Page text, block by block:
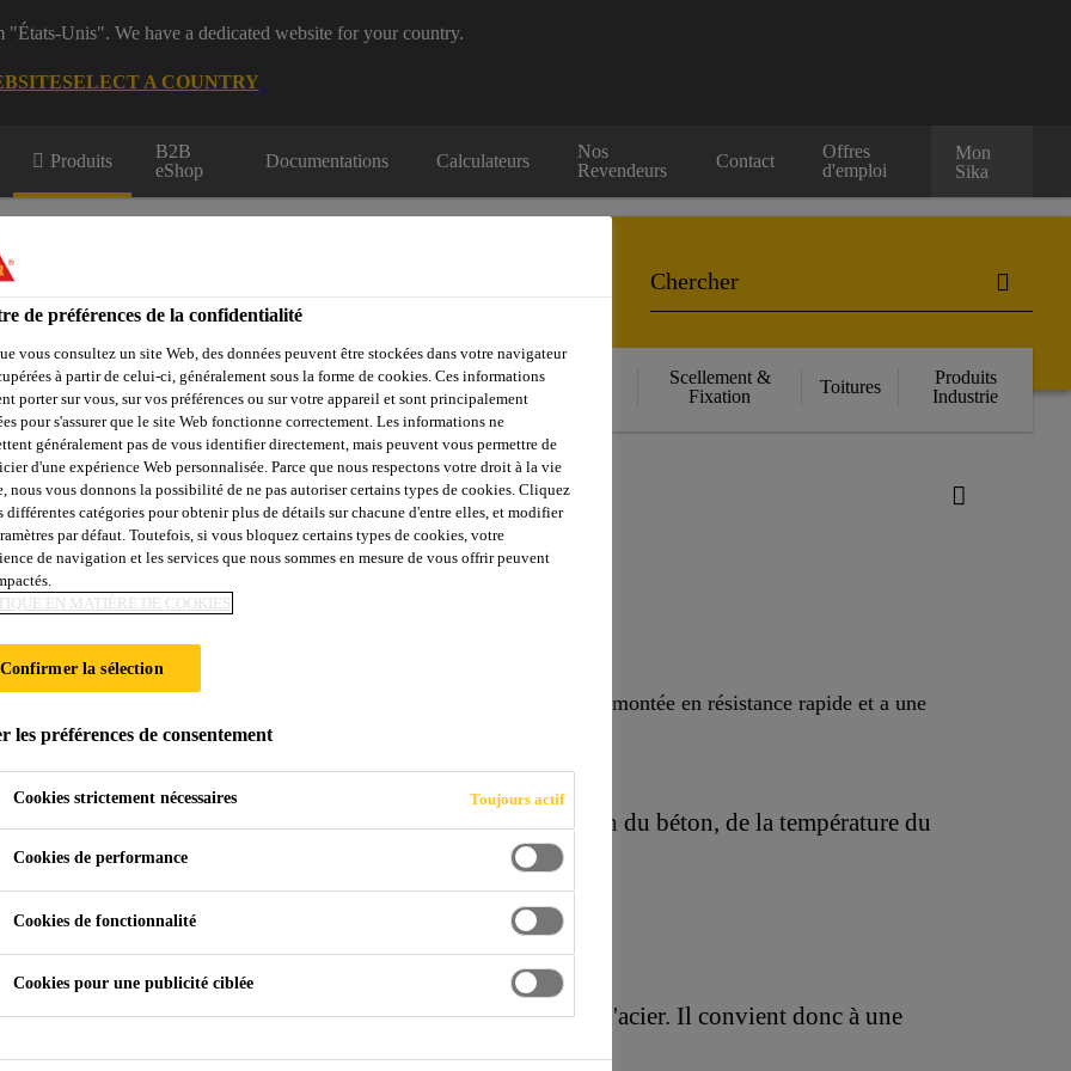
Unis". We have a dedicated website for your country.
SELECT A COUNTRY
Produits
B2B
eShop
Documentations Calculateurs
Nos
Revendeurs
Contact
Offres
d'emploi
Mon
Sika
Parois &
Balcons
Sols
Collage &
Jointoiement
Béton
Renforcement
Structurel
Scellement &
Fixation
Toitures
Produits
Industrie
SikaRapid® C-100
liquide pour mortier et béton. SikaRapid® C-100 stimule une montée en résistance rapide et a une
(entre 4 et 18 heures en fonction de la composition du béton, de la température du
suivants:
plus rapide possible
ni aucun autre composant favorisant la corrosion de l'acier. Il convient donc à une
de préférences de la confidentialité
vous consultez un site Web, des données peuvent être stockées dans votre navigateur
à partir de celui-ci, généralement sous la forme de cookies. Ces informations
porter sur vous, sur vos préférences ou sur votre appareil et sont principalement
pour s'assurer que le site Web fonctionne correctement. Les informations ne
généralement pas de vous identifier directement, mais peuvent vous permettre de
d'une expérience Web personnalisée. Parce que nous respectons votre droit à la vie
nous vous donnons la possibilité de ne pas autoriser certains types de cookies. Cliquez
différentes catégories pour obtenir plus de détails sur chacune d'entre elles, et modifier
par défaut. Toutefois, si vous bloquez certains types de cookies, votre
de navigation et les services que nous sommes en mesure de vous offrir peuvent
EN MATIÈRE DE COOKIES
Confirmer la sélection
les préférences de consentement
Cookies strictement nécessaires Toujours actif
Cookies de performance
Cookies de fonctionnalité
Cookies pour une publicité ciblée